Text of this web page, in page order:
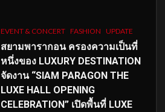
EVENT & CONCERT FASHION UPDATE
สยามพารากอน ครองความเป็นที่
หนึ่งของ LUXURY DESTINATION
จัดงาน “SIAM PARAGON THE
LUXE HALL OPENING
CELEBRATION” เปิดพื้นที่ LUXE